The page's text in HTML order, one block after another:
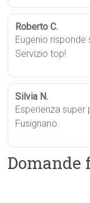
Roberto C.
Eugenio risponde
Servizio top!
Silvia N.
Esperienza
Fusignano.
Domande